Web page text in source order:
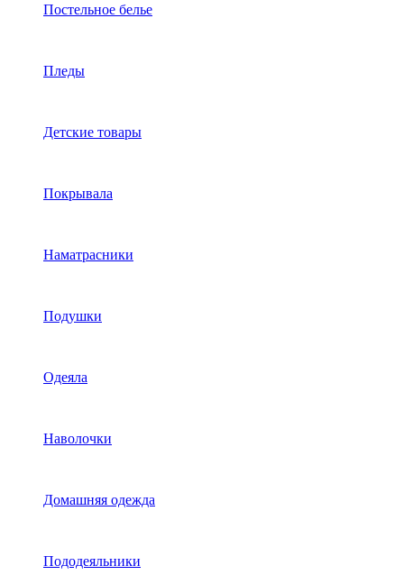
Постельное белье
Пледы
Детские товары
Покрывала
Наматрасники
Подушки
Одеяла
Наволочки
Домашняя одежда
Пододеяльники